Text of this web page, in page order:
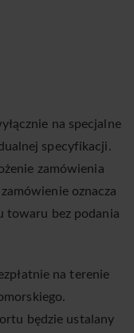
na specjalne
specyfikacji.
zamówienia
oznacza
towaru bez podania
na terenie
będzie ustalany